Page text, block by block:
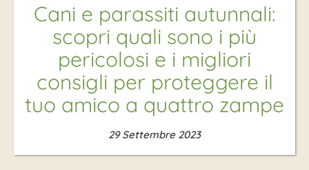
Cani e parassiti autunnali:
scopri quali sono i più
pericolosi e i migliori
consigli per proteggere il
tuo amico a quattro zampe
29 Settembre 2023